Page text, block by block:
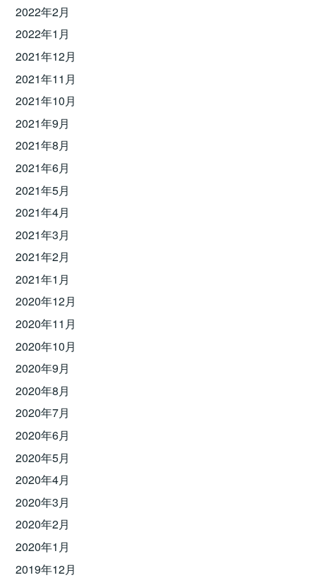
2022年2月
2022年1月
2021年12月
2021年11月
2021年10月
2021年9月
2021年8月
2021年6月
2021年5月
2021年4月
2021年3月
2021年2月
2021年1月
2020年12月
2020年11月
2020年10月
2020年9月
2020年8月
2020年7月
2020年6月
2020年5月
2020年4月
2020年3月
2020年2月
2020年1月
2019年12月